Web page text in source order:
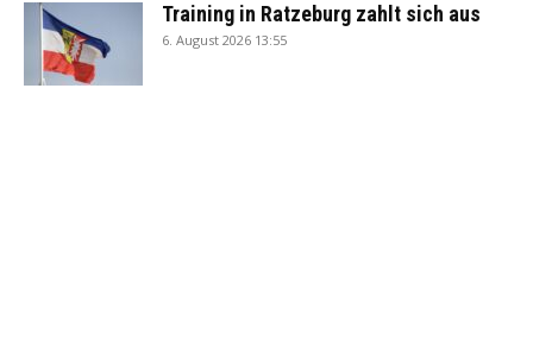
Training in Ratzeburg zahlt sich aus
6. August 2026 13:55